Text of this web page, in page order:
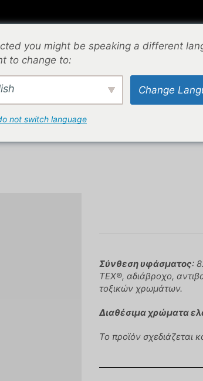
/ BEACH
BS310 – ΨΗΦΙΑΚΟ ΣΕΤ BEACH HANDBALL /
Σύνθεση υφάσματος:
TEX®, αδιάβροχο,
τοξικών χρωμάτων.
Διαθέσιμα χρώματα
Το προϊόν σχεδιάζεται
you might be speaking a different
to change to:
Change
not switch language